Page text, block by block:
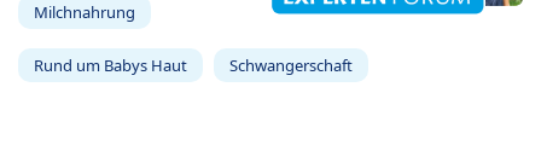
Milchnahrung
Rund um Babys Haut Schwangerschaft